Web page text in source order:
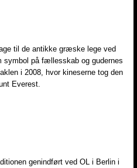
til de antikke græske lege ved
på fællesskab og gudernes
i 2008, hvor kineserne tog den
Everest.
genindført ved OL i Berlin i